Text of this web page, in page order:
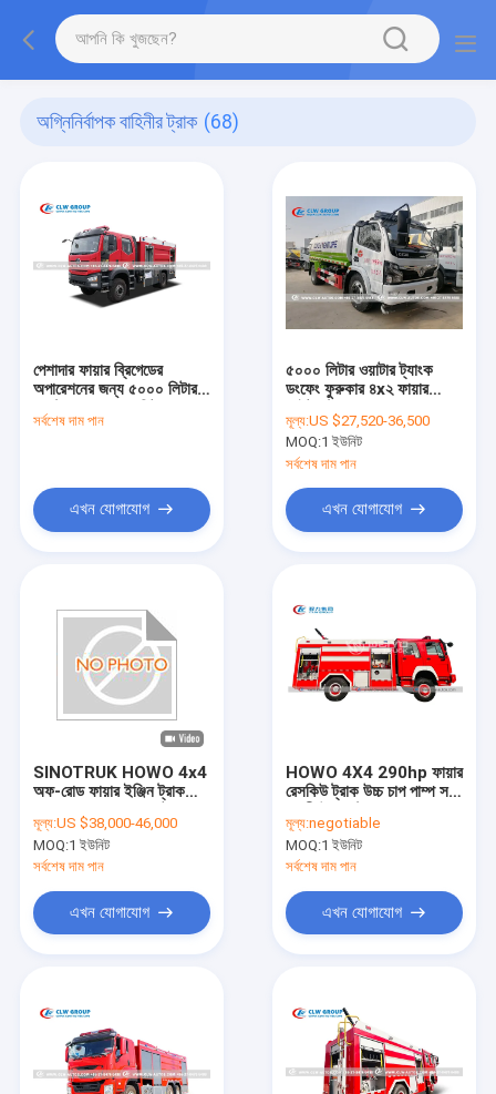
অগ্নিনির্বাপক বাহিনীর ট্রাক (68)
পেশাদার ফায়ার ব্রিগেডের
অপারেশনের জন্য ৫০০০ লিটার
ট্যাঙ্ক এবং ৪০-৬০ লি/সেকেন্ড
সর্বশেষ দাম পান
এখন যোগাযোগ
৫০০০ লিটার ওয়াটার ট্যাংক
ডংফেং ফুরুকার ৪x২ ফায়ার
মূল্য:US $27,520-36,500
MOQ:1 ইউনিট
সর্বশেষ দাম পান
এখন যোগাযোগ
SINOTRUK HOWO 4x4
অফ-রোড ফায়ার ইঞ্জিন ট্রাক
ট্যাঙ্ক সহ
মূল্য:US $38,000-46,000
MOQ:1 ইউনিট
সর্বশেষ দাম পান
এখন যোগাযোগ
HOWO 4X4 290hp ফায়ার
রেসকিউ ট্রাক উচ্চ চাপ পাম্প সঙ্গে
মূল্য:negotiable
MOQ:1 ইউনিট
সর্বশেষ দাম পান
এখন যোগাযোগ